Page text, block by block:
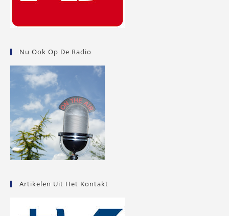
Nu Ook Op De Radio
Artikelen Uit Het Kontakt